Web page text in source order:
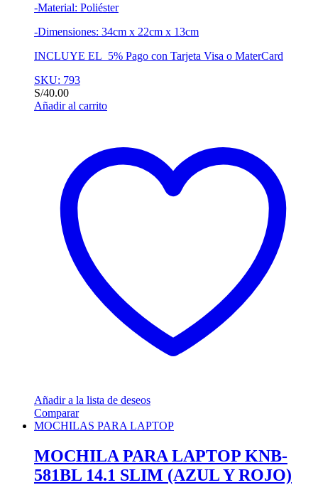
-Material: Poliéster
-Dimensiones: 34cm x 22cm x 13cm
INCLUYE EL 5% Pago con Tarjeta Visa o MaterCard
SKU: 793
S/40.00
Añadir al carrito
Añadir a la lista de deseos
Comparar
MOCHILAS PARA LAPTOP
MOCHILA PARA LAPTOP KNB-
581BL 14.1 SLIM (AZUL Y ROJO)